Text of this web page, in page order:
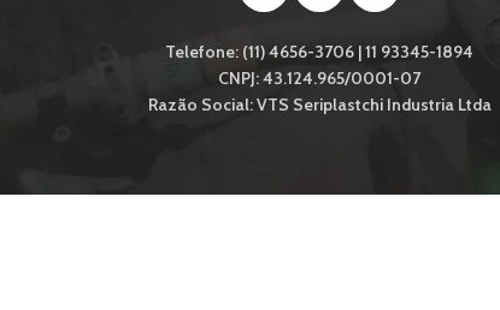
Telefone: (11) 4656-3706 | 11 93345-1894
CNPJ: 43.124.965/0001-07
Razão Social: VTS Seriplastchi Industria Ltda